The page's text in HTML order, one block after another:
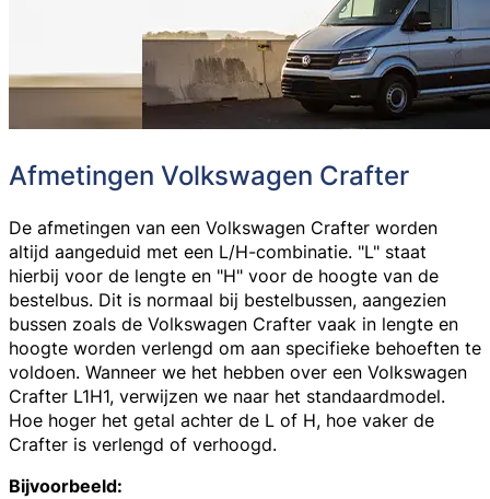
Afmetingen Volkswagen Crafter
De afmetingen van een Volkswagen Crafter worden
altijd aangeduid met een L/H-combinatie. "L" staat
hierbij voor de lengte en "H" voor de hoogte van de
bestelbus. Dit is normaal bij bestelbussen, aangezien
bussen zoals de Volkswagen Crafter vaak in lengte en
hoogte worden verlengd om aan specifieke behoeften te
voldoen. Wanneer we het hebben over een Volkswagen
Crafter L1H1, verwijzen we naar het standaardmodel.
Hoe hoger het getal achter de L of H, hoe vaker de
Crafter is verlengd of verhoogd.
Bijvoorbeeld: